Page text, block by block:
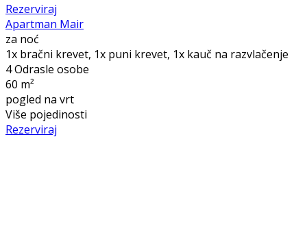
Rezerviraj
Apartman Mair
za noć
1x bračni krevet, 1x puni krevet, 1x kauč na razvlačenje
4 Odrasle osobe
60 m²
pogled na vrt
Više pojedinosti
Rezerviraj